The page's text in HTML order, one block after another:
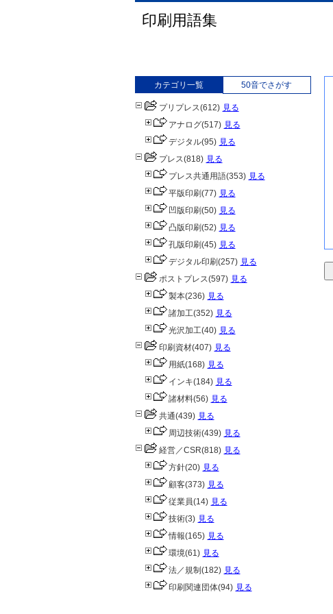
印刷用語集
カテゴリ一覧 50音でさがす
プリプレス(612) 見る
アナログ(517) 見る
デジタル(95) 見る
プレス(818) 見る
プレス共通用語(353) 見る
平版印刷(77) 見る
凹版印刷(50) 見る
凸版印刷(52) 見る
孔版印刷(45) 見る
デジタル印刷(257) 見る
ポストプレス(597) 見る
製本(236) 見る
諸加工(352) 見る
光沢加工(40) 見る
印刷資材(407) 見る
用紙(168) 見る
インキ(184) 見る
諸材料(56) 見る
共通(439) 見る
周辺技術(439) 見る
経営／CSR(818) 見る
方針(20) 見る
顧客(373) 見る
従業員(14) 見る
技術(3) 見る
情報(165) 見る
環境(61) 見る
法／規制 (182) 見る
印刷関連団体(94) 見る